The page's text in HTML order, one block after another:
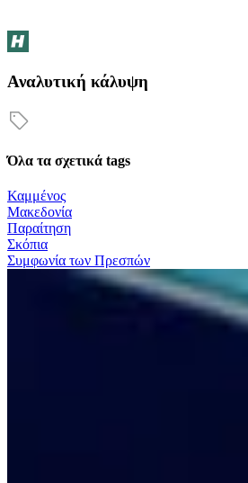
Αναλυτική κάλυψη
Όλα τα σχετικά tags
Καμμένος
Μακεδονία
Παραίτηση
Σκόπια
Συμφωνία των Πρεσπών